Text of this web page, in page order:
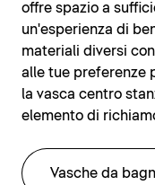
offre spazio a
un'esperienza di
materiali diversi
alle tue preferenze
la vasca centro
elemento di
Vasche da